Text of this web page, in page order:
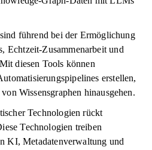
führend bei der Ermöglichung
Zusammenarbeit und
diesen Tools können
erstellen,
Wissensgraphen hinausgehen.
Technologien rückt
Technologien treiben
KI, Metadatenverwaltung und